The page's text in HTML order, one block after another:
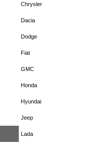
Chrysler
Dacia
Dodge
Fiat
GMC
Honda
Hyundai
Jeep
Lada